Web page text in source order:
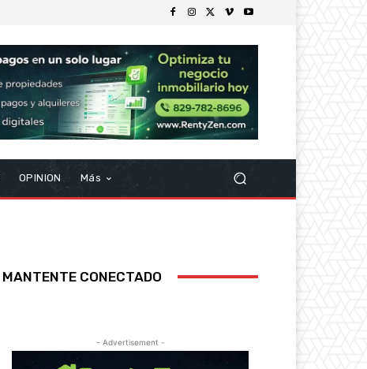
OPINION Más
MANTENTE CONECTADO
- Advertisement -